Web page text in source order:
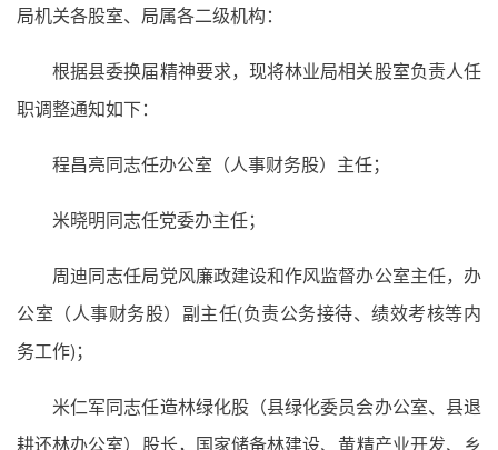
局机关各股室、局属各二级机构：
根据县委换届精神要求，现将林业局相关股室负责人任
职调整通知如下：
程昌亮同志任办公室（人事财务股）主任；
米晓明同志任党委办主任；
周迪同志任局党风廉政建设和作风监督办公室主任，办
公室（人事财务股）副主任(负责公务接待、绩效考核等内
务工作)；
米仁军同志任造林绿化股（县绿化委员会办公室、县退
耕还林办公室）股长，国家储备林建设、黄精产业开发、乡